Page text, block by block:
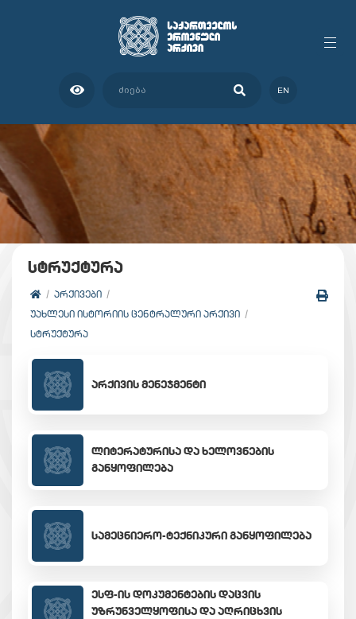
EN
სტრუქტურა
ᲐᲠᲥᲘᲕᲔᲑᲘ
ᲣᲐᲮᲚᲔᲡᲘ ᲘᲡᲢᲝᲠᲘᲘᲡ ᲪᲔᲜᲢᲠᲐᲚᲣᲠᲘ ᲐᲠᲥᲘᲕᲘ
ᲡᲢᲠᲣᲥᲢᲣᲠᲐ
ᲐᲠᲥᲘᲕᲘᲡ ᲛᲔᲜᲔᲯᲛᲔᲜᲢᲘ
ᲚᲘᲢᲔᲠᲐᲢᲣᲠᲘᲡᲐ ᲓᲐ ᲮᲔᲚᲝᲕᲜᲔᲑᲘᲡ
ᲒᲐᲜᲧᲝᲤᲘᲚᲔᲑᲐ
ᲡᲐᲛᲔᲪᲜᲘᲔᲠᲝ-ᲢᲔᲥᲜᲘᲙᲣᲠᲘ ᲒᲐᲜᲧᲝᲤᲘᲚᲔᲑᲐ
ᲔᲡᲤ-ᲘᲡ ᲓᲝᲙᲣᲛᲔᲜᲢᲔᲑᲘᲡ ᲓᲐᲪᲕᲘᲡ
ᲣᲖᲠᲣᲜᲕᲔᲚᲧᲝᲤᲘᲡᲐ ᲓᲐ ᲐᲦᲠᲘᲪᲮᲕᲘᲡ